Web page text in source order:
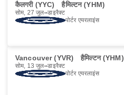
कैलगरी (YYC) हैमिल्टन (YHM)
सोम, 27 जुल॰ डाइरैक्ट
पोर्टर एयरलाइंस
Vancouver (YVR) हैमिल्टन (YHM)
सोम, 13 जुल॰ डाइरैक्ट
पोर्टर एयरलाइंस